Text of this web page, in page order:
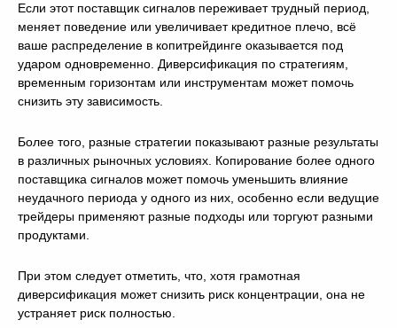
Если этот поставщик сигналов переживает трудный период,
меняет поведение или увеличивает кредитное плечо, всё
ваше распределение в копитрейдинге оказывается под
ударом одновременно. Диверсификация по стратегиям,
временным горизонтам или инструментам может помочь
снизить эту зависимость.
Более того, разные стратегии показывают разные результаты
в различных рыночных условиях. Копирование более одного
поставщика сигналов может помочь уменьшить влияние
неудачного периода у одного из них, особенно если ведущие
трейдеры применяют разные подходы или торгуют разными
продуктами.
При этом следует отметить, что, хотя грамотная
диверсификация может снизить риск концентрации, она не
устраняет риск полностью.